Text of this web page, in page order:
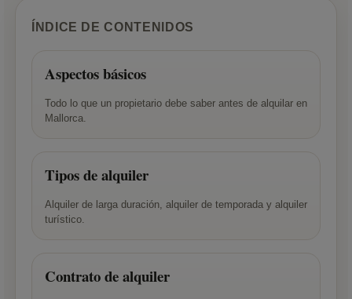
ÍNDICE DE CONTENIDOS
Aspectos básicos
Todo lo que un propietario debe saber antes de alquilar en
Mallorca.
Tipos de alquiler
Alquiler de larga duración, alquiler de temporada y alquiler
turístico.
Contrato de alquiler